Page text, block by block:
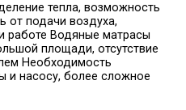
тепла, возможность
от подачи воздуха,
работе Водяные матрасы
площади, отсутствие
Необходимость
и насосу, более сложное